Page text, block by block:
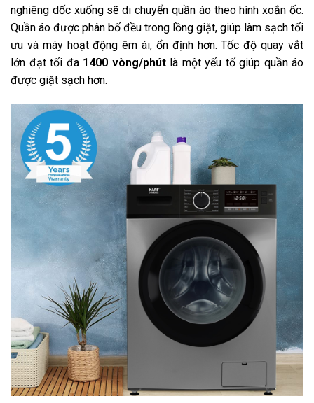
nghiêng dốc xuống sẽ di chuyển quần áo theo hình xoắn ốc.
Quần áo được phân bố đều trong lồng giặt, giúp làm sạch tối
ưu và máy hoạt động êm ái, ổn định hơn. Tốc độ quay vắt
lớn đạt tối đa 1400 vòng/phútlà một yếu tố giúp quần áo
được giặt sạch hơn.